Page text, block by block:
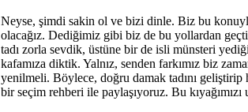
Neyse, şimdi sakin ol ve bizi dinle. Biz bu
olacağız. Dediğimiz gibi biz de bu yollardan
tadı zorla sevdik, üstüne bir de isli münsteri
kafamıza diktik. Yalnız, senden farkımız biz
yenilmeli. Böylece, doğru damak tadını geliştirip
bir seçim rehberi ile paylaşıyoruz. Bu